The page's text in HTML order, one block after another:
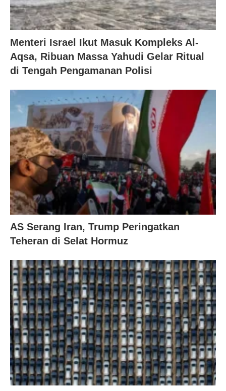
Menteri Israel Ikut Masuk Kompleks Al-
Aqsa, Ribuan Massa Yahudi Gelar Ritual
di Tengah Pengamanan Polisi
AS Serang Iran, Trump Peringatkan
Teheran di Selat Hormuz